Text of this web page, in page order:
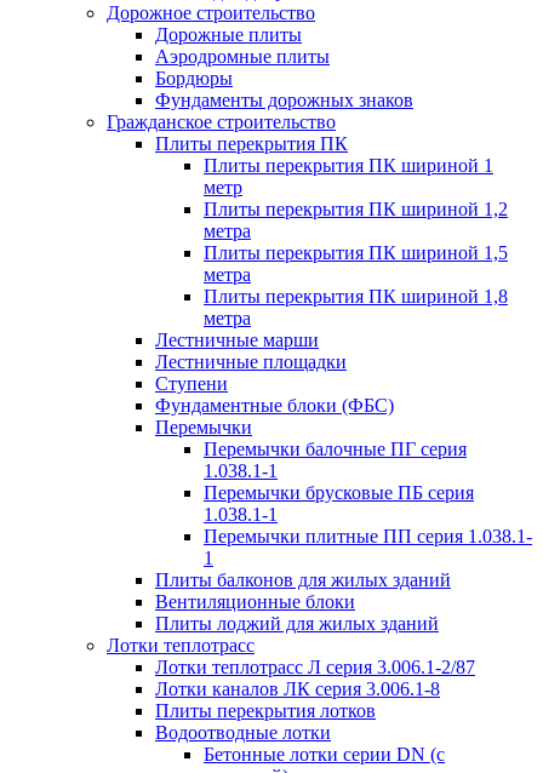
Дорожное строительство
Дорожные плиты
Аэродромные плиты
Бордюры
Фундаменты дорожных знаков
Гражданское строительство
Плиты перекрытия ПК
Плиты перекрытия ПК шириной 1
метр
Плиты перекрытия ПК шириной 1,2
метра
Плиты перекрытия ПК шириной 1,5
метра
Плиты перекрытия ПК шириной 1,8
метра
Лестничные марши
Лестничные площадки
Ступени
Фундаментные блоки (ФБС)
Перемычки
Перемычки балочные ПГ серия
1.038.1-1
Перемычки брусковые ПБ серия
1.038.1-1
Перемычки плитные ПП серия 1.038.1-
1
Плиты балконов для жилых зданий
Вентиляционные блоки
Плиты лоджий для жилых зданий
Лотки теплотрасс
Лотки теплотрасс Л серия 3.006.1-2/87
Лотки каналов ЛК серия 3.006.1-8
Плиты перекрытия лотков
Водоотводные лотки
Бетонные лотки серии DN (с